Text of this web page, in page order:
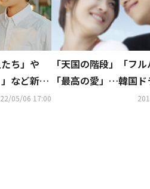
ち」や
など新作
ラマチャン
05/06 17:00
「天国の階段」「フル
「最高の愛」…韓国
DVD-BOXが5,000円